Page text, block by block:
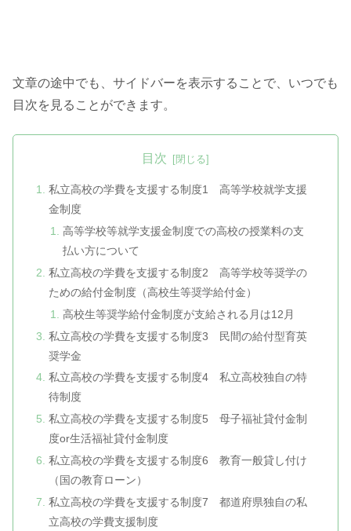
文章の途中でも、サイドバーを表示することで、いつでも
目次を見ることができます。
目次
私立高校の学費を支援する制度1 高等学校就学支援
金制度
高等学校等就学支援金制度での高校の授業料の支
払い方について
私立高校の学費を支援する制度2 高等学校等奨学の
ための給付金制度（高校生等奨学給付金）
高校生等奨学給付金制度が支給される月は12月
私立高校の学費を支援する制度3 民間の給付型育英
奨学金
私立高校の学費を支援する制度4 私立高校独自の特
待制度
私立高校の学費を支援する制度5 母子福祉貸付金制
度or生活福祉貸付金制度
私立高校の学費を支援する制度6 教育一般貸し付け
（国の教育ローン）
私立高校の学費を支援する制度7 都道府県独自の私
立高校の学費支援制度